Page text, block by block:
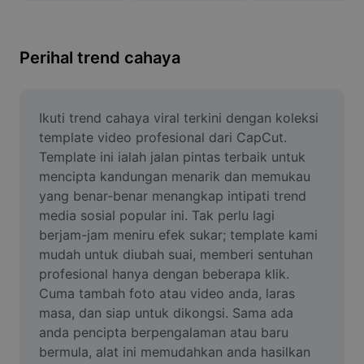
Ubah Saiz Imej
Editor Gambar Dalam Talian
Penjana Meme
AI Text Remover
AI People Remover
AI Inpainting
Face Cutout
Perihal trend cahaya
Ikuti trend cahaya viral terkini dengan koleksi
template video profesional dari CapCut.
Template ini ialah jalan pintas terbaik untuk
mencipta kandungan menarik dan memukau
yang benar-benar menangkap intipati trend
media sosial popular ini. Tak perlu lagi
berjam-jam meniru efek sukar; template kami
mudah untuk diubah suai, memberi sentuhan
profesional hanya dengan beberapa klik.
Cuma tambah foto atau video anda, laras
masa, dan siap untuk dikongsi. Sama ada
anda pencipta berpengalaman atau baru
bermula, alat ini memudahkan anda hasilkan